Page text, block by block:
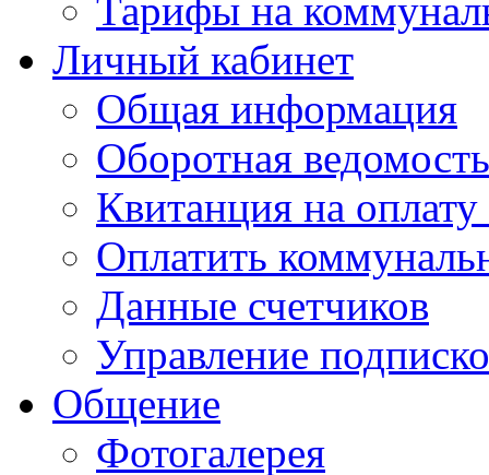
Тарифы на
Личный кабинет
Общая информация
Оборотная ведомость
Квитанция на
Оплатить
Данные счетчиков
Управление
Общение
Фотогалерея